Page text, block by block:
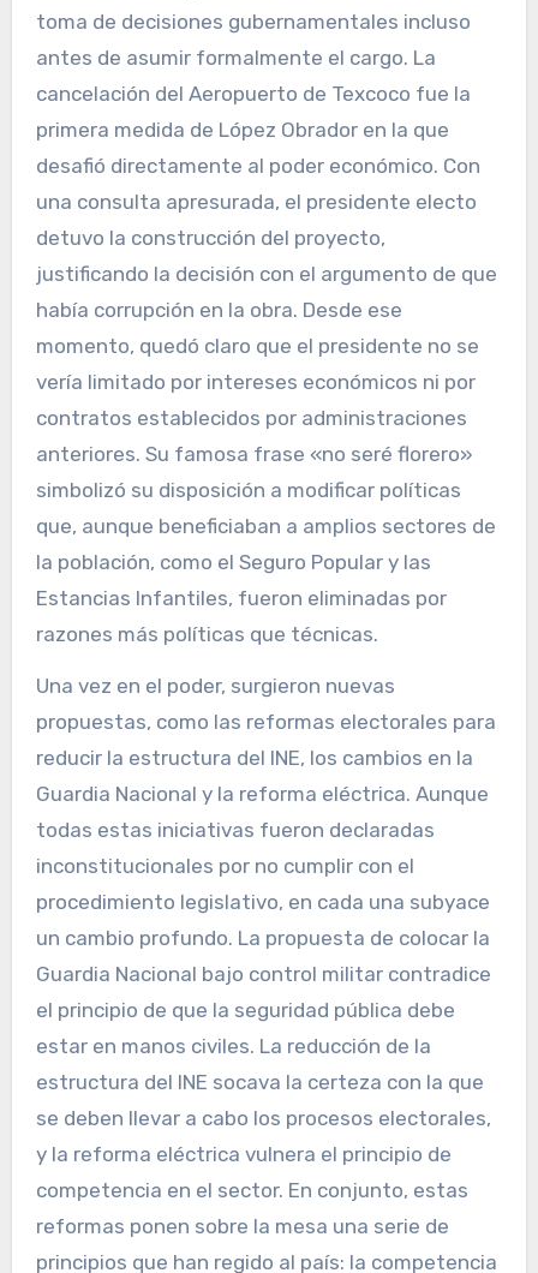
toma de decisiones gubernamentales incluso
antes de asumir formalmente el cargo. La
cancelación del Aeropuerto de Texcoco fue la
primera medida de López Obrador en la que
desafió directamente al poder económico. Con
una consulta apresurada, el presidente electo
detuvo la construcción del proyecto,
justificando la decisión con el argumento de que
había corrupción en la obra. Desde ese
momento, quedó claro que el presidente no se
vería limitado por intereses económicos ni por
contratos establecidos por administraciones
anteriores. Su famosa frase «no seré florero»
simbolizó su disposición a modificar políticas
que, aunque beneficiaban a amplios sectores de
la población, como el Seguro Popular y las
Estancias Infantiles, fueron eliminadas por
razones más políticas que técnicas.
Una vez en el poder, surgieron nuevas
propuestas, como las reformas electorales para
reducir la estructura del INE, los cambios en la
Guardia Nacional y la reforma eléctrica. Aunque
todas estas iniciativas fueron declaradas
inconstitucionales por no cumplir con el
procedimiento legislativo, en cada una subyace
un cambio profundo. La propuesta de colocar la
Guardia Nacional bajo control militar contradice
el principio de que la seguridad pública debe
estar en manos civiles. La reducción de la
estructura del INE socava la certeza con la que
se deben llevar a cabo los procesos electorales,
y la reforma eléctrica vulnera el principio de
competencia en el sector. En conjunto, estas
reformas ponen sobre la mesa una serie de
principios que han regido al país: la competencia